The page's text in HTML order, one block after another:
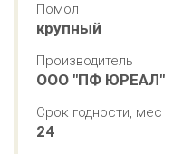
Помол
крупный
Производитель
ООО "ПФ ЮРЕАЛ"
Срок годности, мес
24